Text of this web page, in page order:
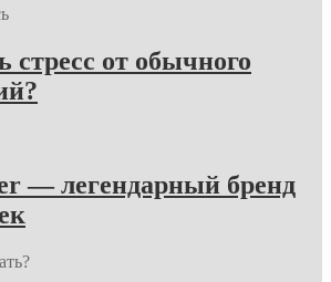
стресс от обычного
— легендарный бренд